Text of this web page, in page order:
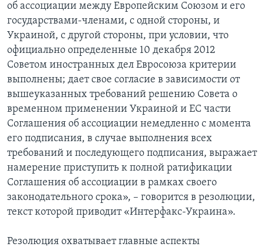
об ассоциации между Европейским Союзом и его
государствами-членами, с одной стороны, и
Украиной, с другой стороны, при условии, что
официально определенные 10 декабря 2012
Советом иностранных дел Евросоюза критерии
выполнены; дает свое согласие в зависимости от
вышеуказанных требований решению Совета о
временном применении Украиной и ЕС части
Соглашения об ассоциации немедленно с момента
его подписания, в случае выполнения всех
требований и последующего подписания, выражает
намерение приступить к полной ратификации
Соглашения об ассоциации в рамках своего
законодательного срока», – говорится в резолюции,
текст которой приводит «Интерфакс-Украина».
Резолюция охватывает главные аспекты